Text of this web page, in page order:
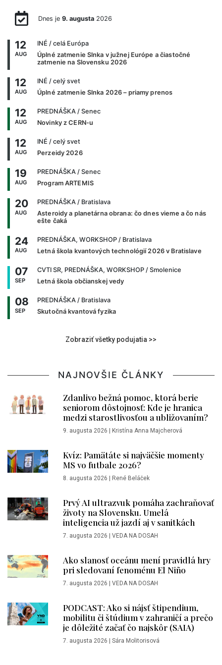
Dnes je 9. augusta2026
12
AUG
INÉ / celá Európa
Úplné zatmenie Slnka v južnej Európe a čiastočné
zatmenie na Slovensku 2026
12
AUG
INÉ / celý svet
Úplné zatmenie Slnka 2026 – priamy prenos
12
AUG
PREDNÁŠKA / Senec
Novinky z CERN-u
12
AUG
INÉ / celý svet
Perzeidy 2026
19
AUG
PREDNÁŠKA / Senec
Program ARTEMIS
20
AUG
PREDNÁŠKA / Bratislava
Asteroidy a planetárna obrana: čo dnes vieme a čo nás
ešte čaká
24
AUG
PREDNÁŠKA, WORKSHOP / Bratislava
Letná škola kvantových technológií 2026 v Bratislave
07
SEP
CVTI SR, PREDNÁŠKA, WORKSHOP / Smolenice
Letná škola občianskej vedy
08
SEP
PREDNÁŠKA / Bratislava
Skutočná kvantová fyzika
Zobraziť všetky podujatia >>
NAJNOVŠIE ČLÁNKY
Zdanlivo bežná pomoc, ktorá berie
seniorom dôstojnosť: Kde je hranica
medzi starostlivosťou a ubližovaním?
9. augusta 2026 | Kristína Anna Majcherová
Kvíz: Pamätáte si najväčšie momenty
MS vo futbale 2026?
8. augusta 2026 | René Beláček
Prvý AI ultrazvuk pomáha zachraňovať
životy na Slovensku. Umelá
inteligencia už jazdí aj v sanitkách
7. augusta 2026 | VEDA NA DOSAH
Ako slanosť oceánu mení pravidlá hry
pri sledovaní fenoménu El Niño
7. augusta 2026 | VEDA NA DOSAH
PODCAST: Ako si nájsť štipendium,
mobilitu či štúdium v zahraničí a prečo
je dôležité začať čo najskôr (SAIA)
7. augusta 2026 | Sára Molitorisová